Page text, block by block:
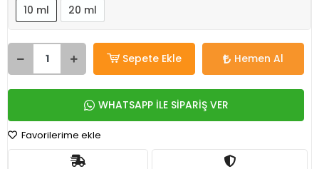
10 ml
20 ml
Sepete Ekle Hemen Al
WHATSAPP İLE SİPARİŞ VER
Favorilerime ekle